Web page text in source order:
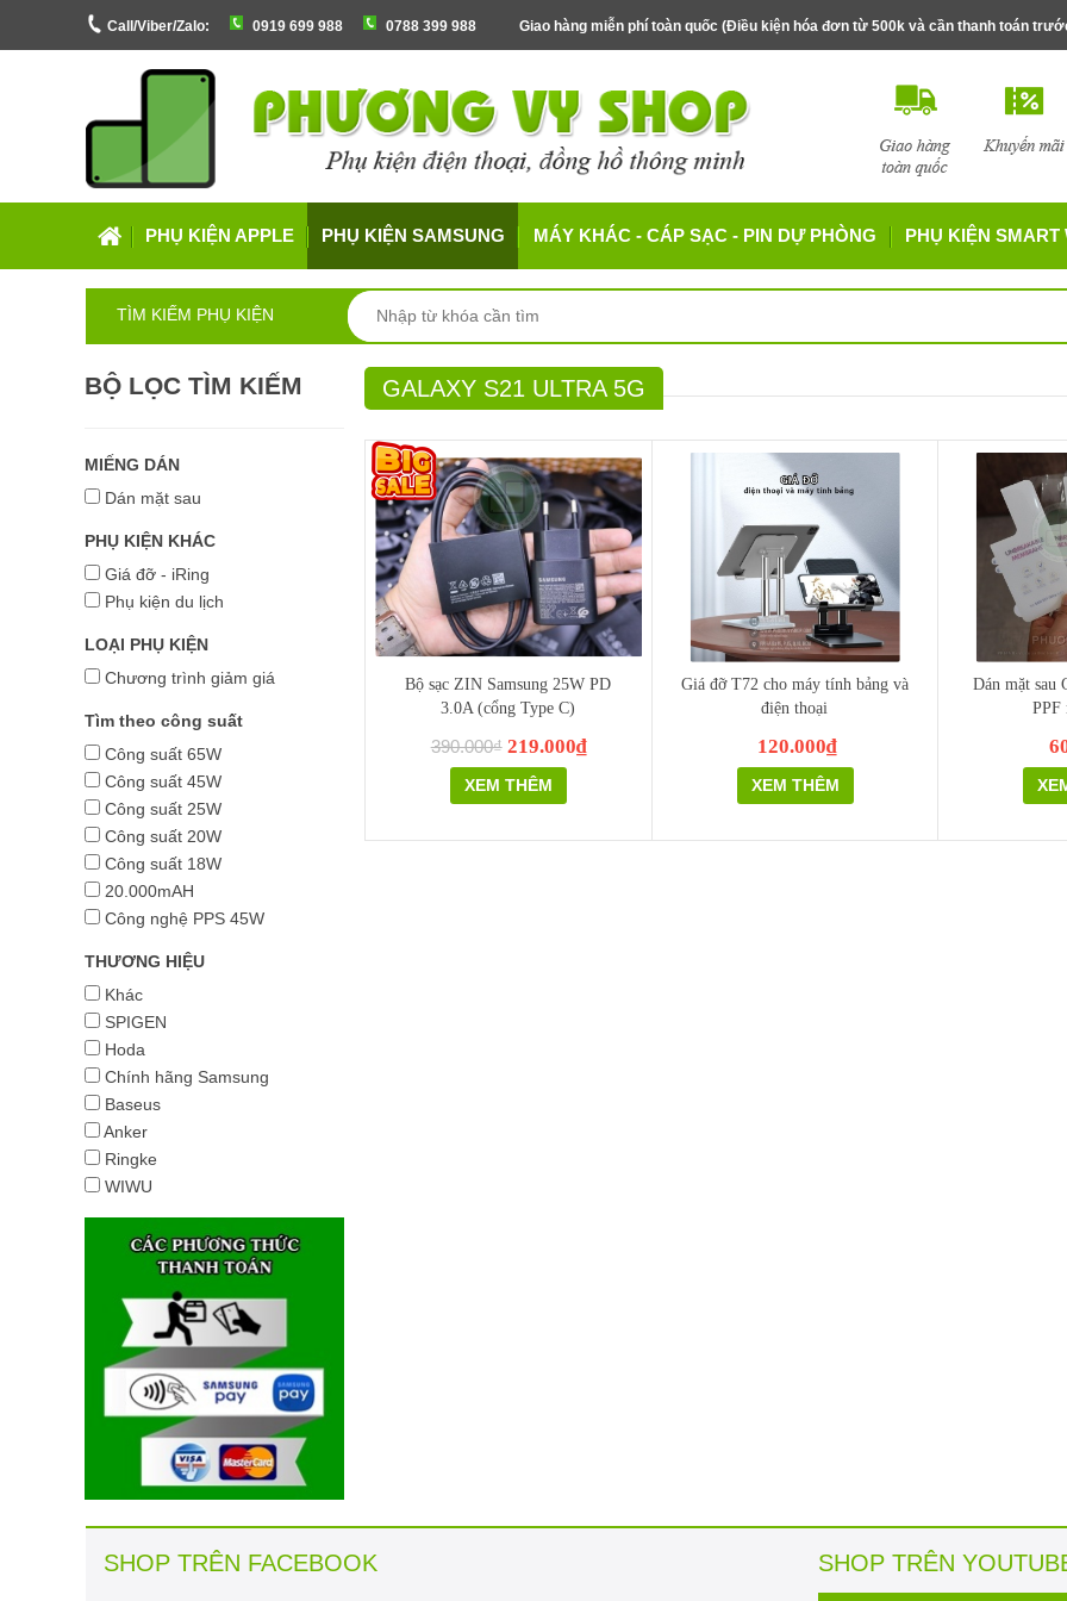
Call/Viber/Zalo: 0919 699 988 0788 399 988 Giao hàng miễn phí toàn quốc (Điều kiện hóa đơn từ 500k và cần thanh toán
PHỤ KIỆN APPLE PHỤ KIỆN SAMSUNG MÁY KHÁC - CÁP SẠC - PIN DỰ PHÒNG PHỤ KIỆN SMART
TÌM KIẾM PHỤ KIỆN
BỘ LỌC TÌM KIẾM
MIẾNG DÁN
Dán mặt sau
PHỤ KIỆN KHÁC
Giá đỡ - iRing
Phụ kiện du lịch
LOẠI PHỤ KIỆN
Chương trình giảm giá
Tìm theo công suất
Công suất 65W
Công suất 45W
Công suất 25W
Công suất 20W
Công suất 18W
20.000mAH
Công nghệ PPS 45W
THƯƠNG HIỆU
Khác
SPIGEN
Hoda
Chính hãng Samsung
Baseus
Anker
Ringke
WIWU
GALAXY S21 ULTRA 5G
Bộ sạc ZIN Samsung 25W PD
3.0A (cổng Type C)
390.000₫ 219.000₫
XEM THÊM
Giá đỡ T72 cho máy tính bảng và
điện thoại
120.000₫
XEM THÊM
Dán mặt sau
PPF
SHOP TRÊN FACEBOOK SHOP TRÊN